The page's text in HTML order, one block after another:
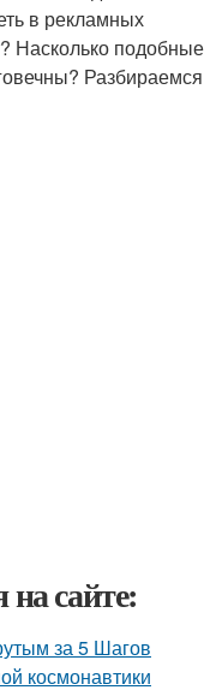
в рекламных
Насколько подобные
Разбираемся
сайте:
за 5 Шагов
космонавтики